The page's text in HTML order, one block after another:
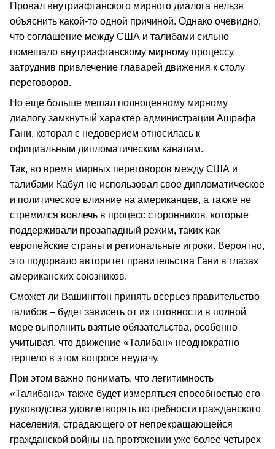
Провал внутриафганского мирного диалога нельзя
объяснить какой-то одной причиной. Однако очевидно,
что соглашение между США и талибами сильно
помешало внутриафганскому мирному процессу,
затруднив привлечение главарей движения к столу
переговоров.
Но еще больше мешал полноценному мирному
диалогу замкнутый характер администрации Ашрафа
Гани, которая с недоверием относилась к
официальным дипломатическим каналам.
Так, во время мирных переговоров между США и
талибами Кабул не использовал свое дипломатическое
и политическое влияние на американцев, а также не
стремился вовлечь в процесс сторонников, которые
поддерживали прозападный режим, таких как
европейские страны и региональные игроки. Вероятно,
это подорвало авторитет правительства Гани в глазах
американских союзников.
Сможет ли Вашингтон принять всерьез правительство
талибов – будет зависеть от их готовности в полной
мере выполнить взятые обязательства, особенно
учитывая, что движение «Талибан» неоднократно
терпело в этом вопросе неудачу.
При этом важно понимать, что легитимность
«Талибана» также будет измеряться способностью его
руководства удовлетворять потребности гражданского
населения, страдающего от непрекращающейся
гражданской войны на протяжении уже более четырех